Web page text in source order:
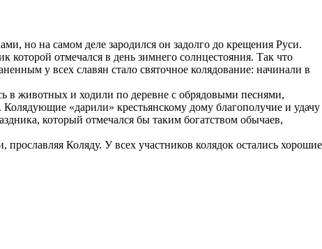
но на самом деле зародился он задолго до крещения Руси.
отмечался в день зимнего солнцестояния. Так что
у всех славян стало святочное колядование: начинали в
в животных и ходили по деревне с обрядовыми песнями,
«дарили» крестьянскому дому благополучие и удачу
который отмечался бы таким богатством обычаев,
Коляду. У всех участников колядок остались хорошие